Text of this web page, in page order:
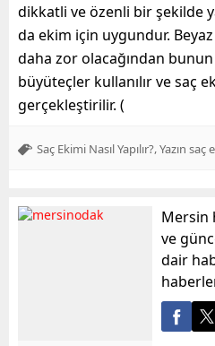
dikkatli ve özenli bir şekilde
da ekim için uygundur.
daha zor olacağından
büyüteçler kullanılır ve saç
gerçekleştirilir. (
Saç Ekimi Nasıl Yapılır? Yazın saç
Mersin
ve
dair